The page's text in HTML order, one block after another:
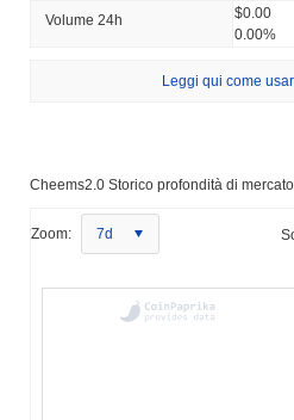
Volume 24h
$0.00
0.00%
Leggi qui come
Cheems2.0 Storico profondità di
Zoom: 7d